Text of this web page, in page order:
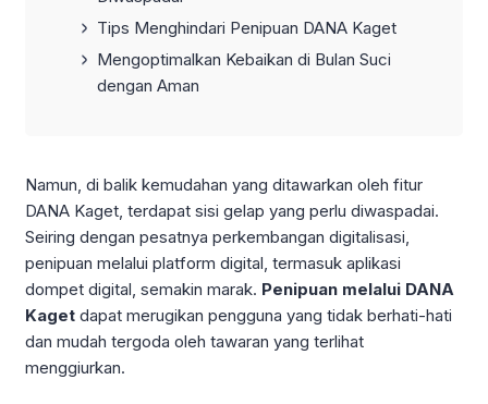
Tips Menghindari Penipuan DANA Kaget
Mengoptimalkan Kebaikan di Bulan Suci
dengan Aman
Namun, di balik kemudahan yang ditawarkan oleh fitur
DANA Kaget, terdapat sisi gelap yang perlu diwaspadai.
Seiring dengan pesatnya perkembangan digitalisasi,
penipuan melalui platform digital, termasuk aplikasi
dompet digital, semakin marak. Penipuan melalui DANA
Kaget dapat merugikan pengguna yang tidak berhati-hati
dan mudah tergoda oleh tawaran yang terlihat
menggiurkan.